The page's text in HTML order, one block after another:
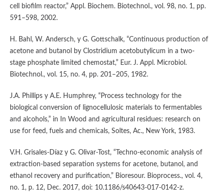
cell biofilm reactor,” Appl. Biochem. Biotechnol., vol. 98, no. 1, pp.
591–598, 2002.
H. Bahl, W. Andersch, y G. Gottschalk, “Continuous production of
acetone and butanol by Clostridium acetobutylicum in a two-
stage phosphate limited chemostat,” Eur. J. Appl. Microbiol.
Biotechnol., vol. 15, no. 4, pp. 201–205, 1982.
J.A. Phillips y A.E. Humphrey, “Process technology for the
biological conversion of lignocellulosic materials to fermentables
and alcohols,” in In Wood and agricultural residues: research on
use for feed, fuels and chemicals, Soltes, Ac., New York, 1983.
V.H. Grisales-Díaz y G. Olivar-Tost, “Techno-economic analysis of
extraction-based separation systems for acetone, butanol, and
ethanol recovery and purification,” Bioresour. Bioprocess., vol. 4,
no. 1, p. 12, Dec. 2017, doi: 10.1186/s40643-017-0142-z.